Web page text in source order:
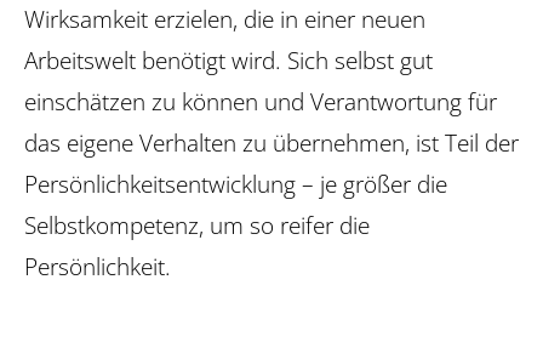
Wirksamkeit erzielen, die in einer neuen
Arbeitswelt benötigt wird. Sich selbst gut
einschätzen zu können und Verantwortung für
das eigene Verhalten zu übernehmen, ist Teil der
Persönlichkeitsentwicklung – je größer die
Selbstkompetenz, um so reifer die
Persönlichkeit.